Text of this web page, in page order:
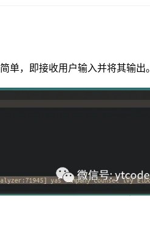
单，即接收用户输入并将其输出。